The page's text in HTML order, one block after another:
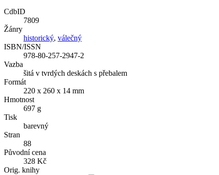
CdbID
7809
Žánry
historický, válečný
ISBN/ISSN
978-80-257-2947-2
Vazba
šitá v tvrdých deskách s přebalem
Formát
220 x 260 x 14 mm
Hmotnost
697 g
Tisk
barevný
Stran
88
Původní cena
328 Kč
Orig. knihy